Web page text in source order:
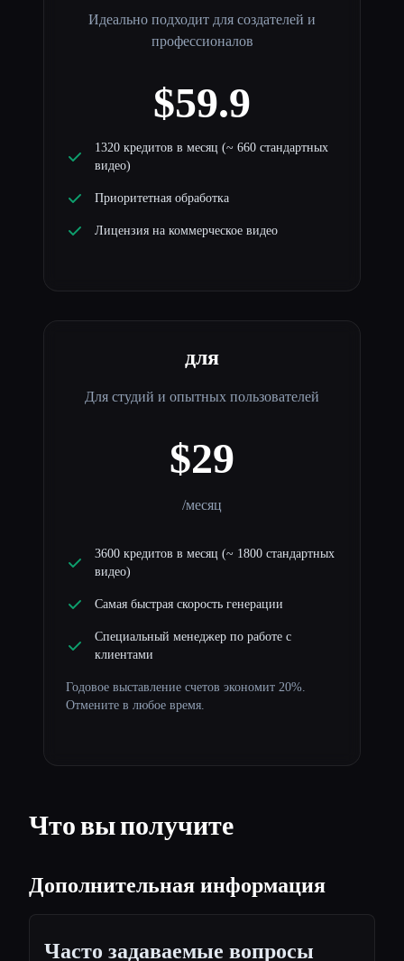
Идеально подходит для создателей и
профессионалов
$59.9
1320 кредитов в месяц (~ 660 стандартных
видео)
Приоритетная обработка
Лицензия на коммерческое видео
для
Для студий и опытных пользователей
$29
/месяц
3600 кредитов в месяц (~ 1800 стандартных
видео)
Самая быстрая скорость генерации
Специальный менеджер по работе с
клиентами
Годовое выставление счетов экономит 20%.
Отмените в любое время.
Что вы получите
Дополнительная информация
Часто задаваемые вопросы